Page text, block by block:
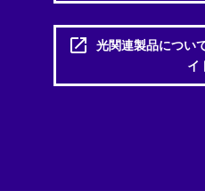
光関連製品につ
イ